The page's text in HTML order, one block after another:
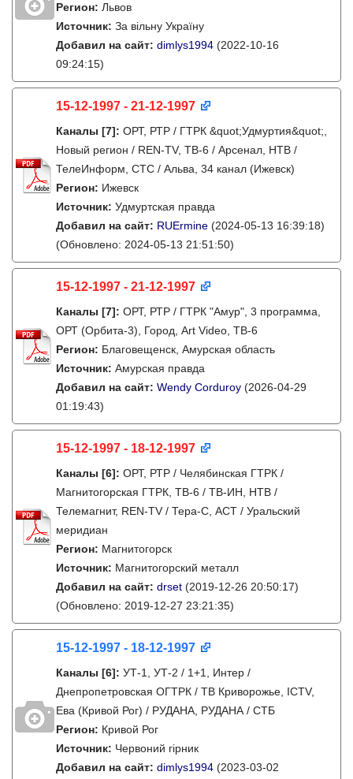
Регион: Львов
Источник: За вільну Україну
Добавил на сайт: dimlys1994 (2022-10-16
09:24:15)
15-12-1997 - 21-12-1997
Каналы [7]: ОРТ, РТР / ГТРК &quot;Удмуртия&quot;,
Новый регион / REN-TV, ТВ-6 / Арсенал, НТВ /
ТелеИнформ, СТС / Альва, 34 канал (Ижевск)
Регион: Ижевск
Источник: Удмуртская правда
Добавил на сайт: RUErmine (2024-05-13 16:39:18)
(Обновлено: 2024-05-13 21:51:50)
15-12-1997 - 21-12-1997
Каналы [7]: ОРТ, РТР / ГТРК "Амур", 3 программа,
ОРТ (Орбита-3), Город, Art Video, ТВ-6
Регион: Благовещенск, Амурская область
Источник: Амурская правда
Добавил на сайт: Wendy Corduroy (2026-04-29
01:19:43)
15-12-1997 - 18-12-1997
Каналы [6]: ОРТ, РТР / Челябинская ГТРК /
Магнитогорская ГТРК, ТВ-6 / ТВ-ИН, НТВ /
Телемагнит, REN-TV / Тера-С, АСТ / Уральский
меридиан
Регион: Магнитогорск
Источник: Магнитогорский металл
Добавил на сайт: drset (2019-12-26 20:50:17)
(Обновлено: 2019-12-27 23:21:35)
15-12-1997 - 18-12-1997
Каналы [6]: УТ-1, УТ-2 / 1+1, Интер /
Днепропетровская ОГТРК / ТВ Криворожье, ICTV,
Ева (Кривой Рог) / РУДАНА, РУДАНА / СТБ
Регион: Кривой Рог
Источник: Червоний гірник
Добавил на сайт: dimlys1994 (2023-03-02